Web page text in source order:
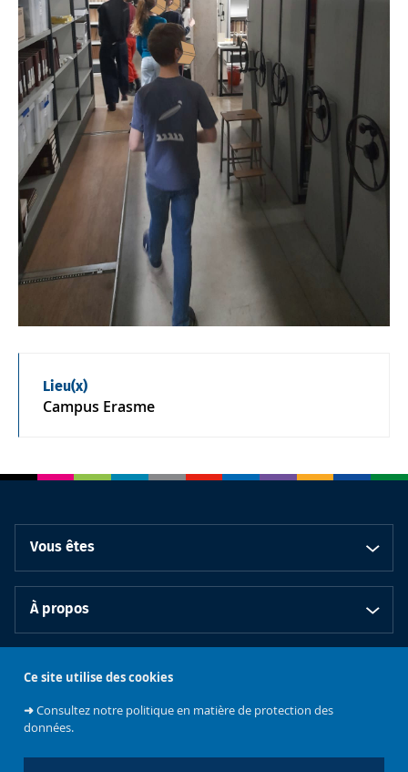
Ce site utilise des cookies
➜Consultez notre politique en matière de protection des
données.
Lieu(x)
Campus Erasme
Vous êtes
À propos
Bibliothèques